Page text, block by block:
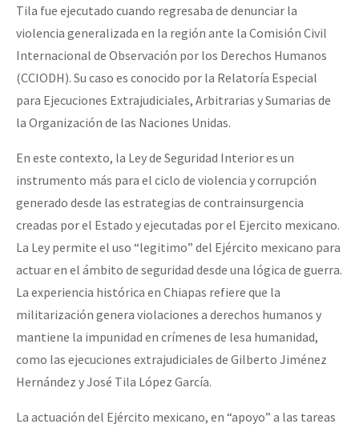
Tila fue ejecutado cuando regresaba de denunciar la
violencia generalizada en la región ante la Comisión Civil
Internacional de Observación por los Derechos Humanos
(CCIODH). Su caso es conocido por la Relatoría Especial
para Ejecuciones Extrajudiciales, Arbitrarias y Sumarias de
la Organización de las Naciones Unidas.
En este contexto, la Ley de Seguridad Interior es un
instrumento más para el ciclo de violencia y corrupción
generado desde las estrategias de contrainsurgencia
creadas por el Estado y ejecutadas por el Ejercito mexicano.
La Ley permite el uso “legitimo” del Ejército mexicano para
actuar en el ámbito de seguridad desde una lógica de guerra.
La experiencia histórica en Chiapas refiere que la
militarización genera violaciones a derechos humanos y
mantiene la impunidad en crímenes de lesa humanidad,
como las ejecuciones extrajudiciales de Gilberto Jiménez
Hernández y José Tila López García.
La actuación del Ejército mexicano, en “apoyo” a las tareas